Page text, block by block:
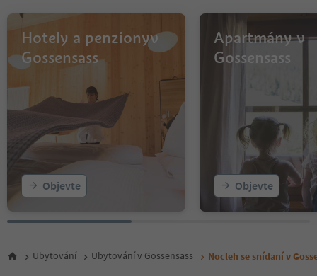
Hotely a penzionyv
Gossensass
Objevte
Apartmány v
Gossensass
Objevte
Ubytování Ubytování v Gossensass Nocleh se snídaní v